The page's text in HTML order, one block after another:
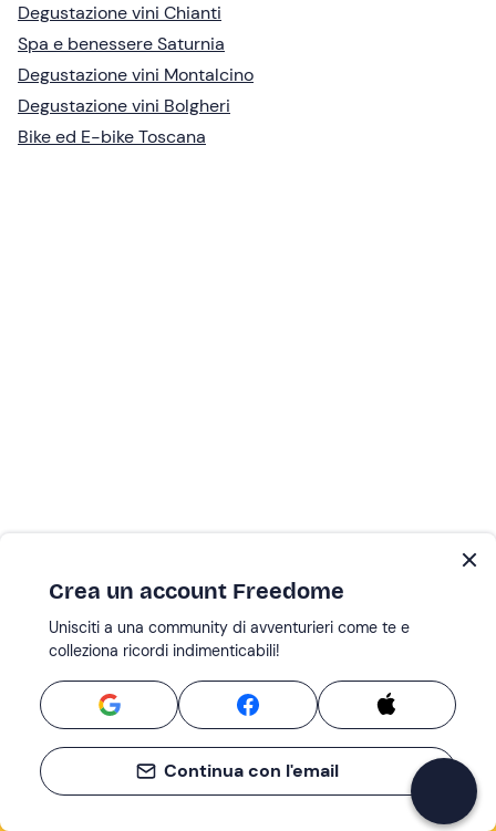
Degustazione vini Chianti
Spa e benessere Saturnia
Degustazione vini Montalcino
Degustazione vini Bolgheri
Bike ed E-bike Toscana
Se non sai mai cosa fare, sai cosa fare
Crea un account Freedome
Unisciti a una community di avventurieri come te e
colleziona ricordi indimenticabili!
Continua con l'email